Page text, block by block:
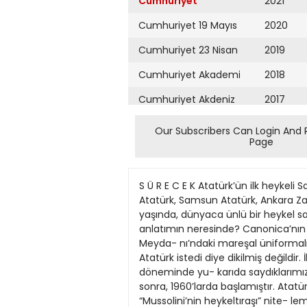
Cumhuriyet 19 Mayıs
Cumhuriyet 23 Nisan
Cumhuriyet Akademi
Cumhuriyet Akdeniz
Cumhuriyet Alışveriş
Cumhuriyet Ankara
Cumhuriyet Büyük
Taaruz
Cumhuriyet
Cumartesi
Cumhuriyet Çevre
2020
2019
2018
2017
2016
2015
2013
2012
2011
2010
2009
Our Subscribers Can Login And
Page
S Ü R E C E K Atatürk’ün ilk heykeli Saraybur- nu’ndaki heykeldir. (1926) Heykelci Ca- nonica değil, Avusturyalı Heinrich Krip- pel’dır. Konya Atatürk, Samsun Atatürk, Ankara Zafer, Afyon Zafer anıtlarını da Krippel yapmıştır. Pietro Canonica Mus- solini iktidara geldiği sırada 53 yaşında, dünyaca ünlü bir heykel sanatçısıydı. Kı- sacası “Mussolini’nin heykeltıraşı” de- ğildi. Bu nitelemenin amacı ne? İyi ni- yet bu anlatımın neresinde? Canonica’nın yaptığı ilk heykel Anka- ra Etnografya Müzesi’nin önündeki atlı heykeldir (1927). Bunu Sıhhiye Meyda- nı’ndaki mareşal üniformalı heykel, Tak- sim’deki Cumhuriyet Anıtı ile İzmir’deki atlı Atatürk anıtı izlemiştir. Hiçbir hey- kel Atatürk istedi diye dikilmiş değildir. İllerin, belediyelerin, derneklerin ya da gazetelerin istemesi, önayak olmasıy- la yaptırılmıştır. Atatürk döneminde yu- karıda saydıklarımızın dışında yanılmı- yorsam başka bir heykel yaptırılmadı. Atatürk heykelleri ve büstleri furyası çok sonra, 1960’larda başlamıştır. Atatürk’ün Canonica’ya model durduğu, Canoni- ca’nın da güya heykelin eskizini çizdiği sahne “Mussolini’nin heykeltıraşı” nite- lemesini daha da düşündürücü yapıyor. Bu sahnede Atatürk’ü oynayan aktör Mussolini’ye benzetilmiş, onun ünlü ki- birli, şişkin duruşuyla duruyor. Bu çirkin sahnenin yönetmeni kim? Can Dündar mı, bir başkası mı? Kimi kınayacağımı bilmek istiyorum. Atatürk ve zafer heykellerinden böyle mi söz edilmeliydi? Bu ne ham, bu ne gör- güsüz anlatım! Anıtlar toplumların tunç- tan, mermerden bellekleridir. Heykelin put sanıldığı bir toplumda bu heykeller, hem ciddi bir devrimdir hem de kadirbilme anıtlarıdır. Tabii anlayan için. A tatürk’ün üzüntüsü sõrf bu sah- ne ile sõnõrlõ değildir. Duruma bir- çok kez üzülmüştür. Başta o, herkes ülke hõzla kalkõnsõn, her sorun bir an önce çözülsün, uygarca, insanca yaşayõşa kavuşulsun istiyor ama bütçe küçük, yama büyük, dert çok, istek çok. Hepsi ideal fedailerinin õstõrabõnõ yaşõyor. Ne yapõlõyorsa o küçücük bütçe ile, o dar uzman kadrosuyla yapõlõyor. Sorunlarõn kaynağõnõ Cumhuriyette bulanlar o dö- nemi ve neler başarõldõğõnõ hiç bilme- yenlerdir. Bilgisizliğin sefasõnõ sürüyorlar. Durumun daha iyi anlaşõlmasõ için birkaç bil- gi notu daha: a.Atatürk neredeyse durmaksõzõn yur- du gezmekte, durumu incelemekte, yetkililerle konuşmaktaydõ. Durumu en iyi izleyen insandõ. Cumhurbaşkanõ olduktan sonra mesela Adana’yõ 9, Balõkesir’i 7, Bursa’yõ 13, Çanakkale’yi 5, Edirne’yi 3, Es- kişehir’i 10, İzmir’i 7, Kayseri’yi 4, Kon- ya’yõ 6, Mardin’i 3,